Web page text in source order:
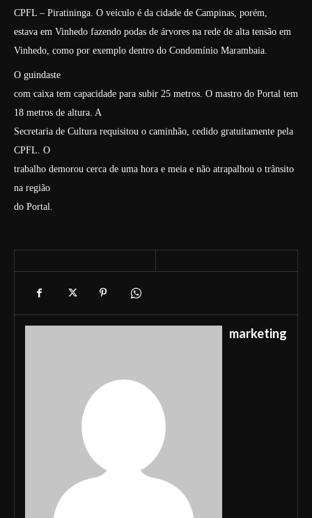
CPFL – Piratininga. O veículo é da cidade de Campinas, porém,
estava em Vinhedo fazendo podas de árvores na rede de alta tensão em
Vinhedo, como por exemplo dentro do Condomínio Marambaia.
O guindaste
com caixa tem capacidade para subir 25 metros. O mastro do Portal tem
18 metros de altura. A
Secretaria de Cultura requisitou o caminhão, cedido gratuitamente pela
CPFL. O
trabalho demorou cerca de uma hora e meia e não atrapalhou o trânsito
na região
do Portal.
marketing